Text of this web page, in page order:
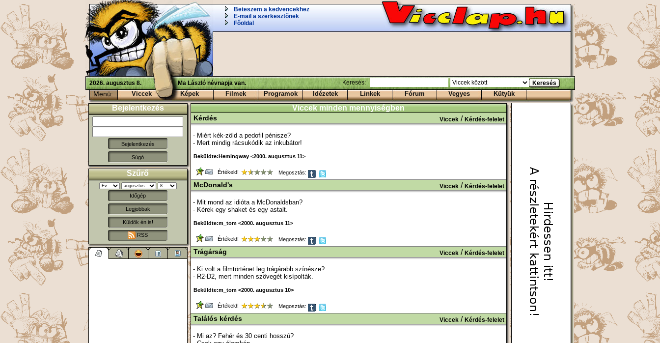
Beteszem a kedvencekhez
E-mail a szerkesztőnek
Főoldal
2026. augusztus 8. Ma László névnapja van. Keresés:
Menü: Viccek Képek Filmek Programok Idézetek Linkek Fórum Vegyes Kütyük
Bejelentkezés
Súgó
Szűrő
Időgép
Legjobbak
Küldök én is!
RSS
Viccek minden mennyiségben
Kérdés Viccek/ Kérdés-felelet
- Miért kék-zöld a pedofil pénisze?
- Mert mindig rácsukódik az inkubátor!
Beküldte:Hemingway <2000. augusztus 11>
Értékeld! Megosztás:
McDonald's Viccek/ Kérdés-felelet
- Mit mond az idióta a McDonaldsban?
- Kérek egy shaket és egy astalt.
Beküldte:m_tom <2000. augusztus 11>
Értékeld! Megosztás:
Trágárság Viccek/ Kérdés-felelet
- Ki volt a filmtörténet leg trágárabb színésze?
- R2-D2, mert minden szövegét kisípolták.
Beküldte:m_tom <2000. augusztus 10>
Értékeld! Megosztás:
Találós kérdés Viccek/ Kérdés-felelet
- Mi az? Fehér és 30 centi hosszú?